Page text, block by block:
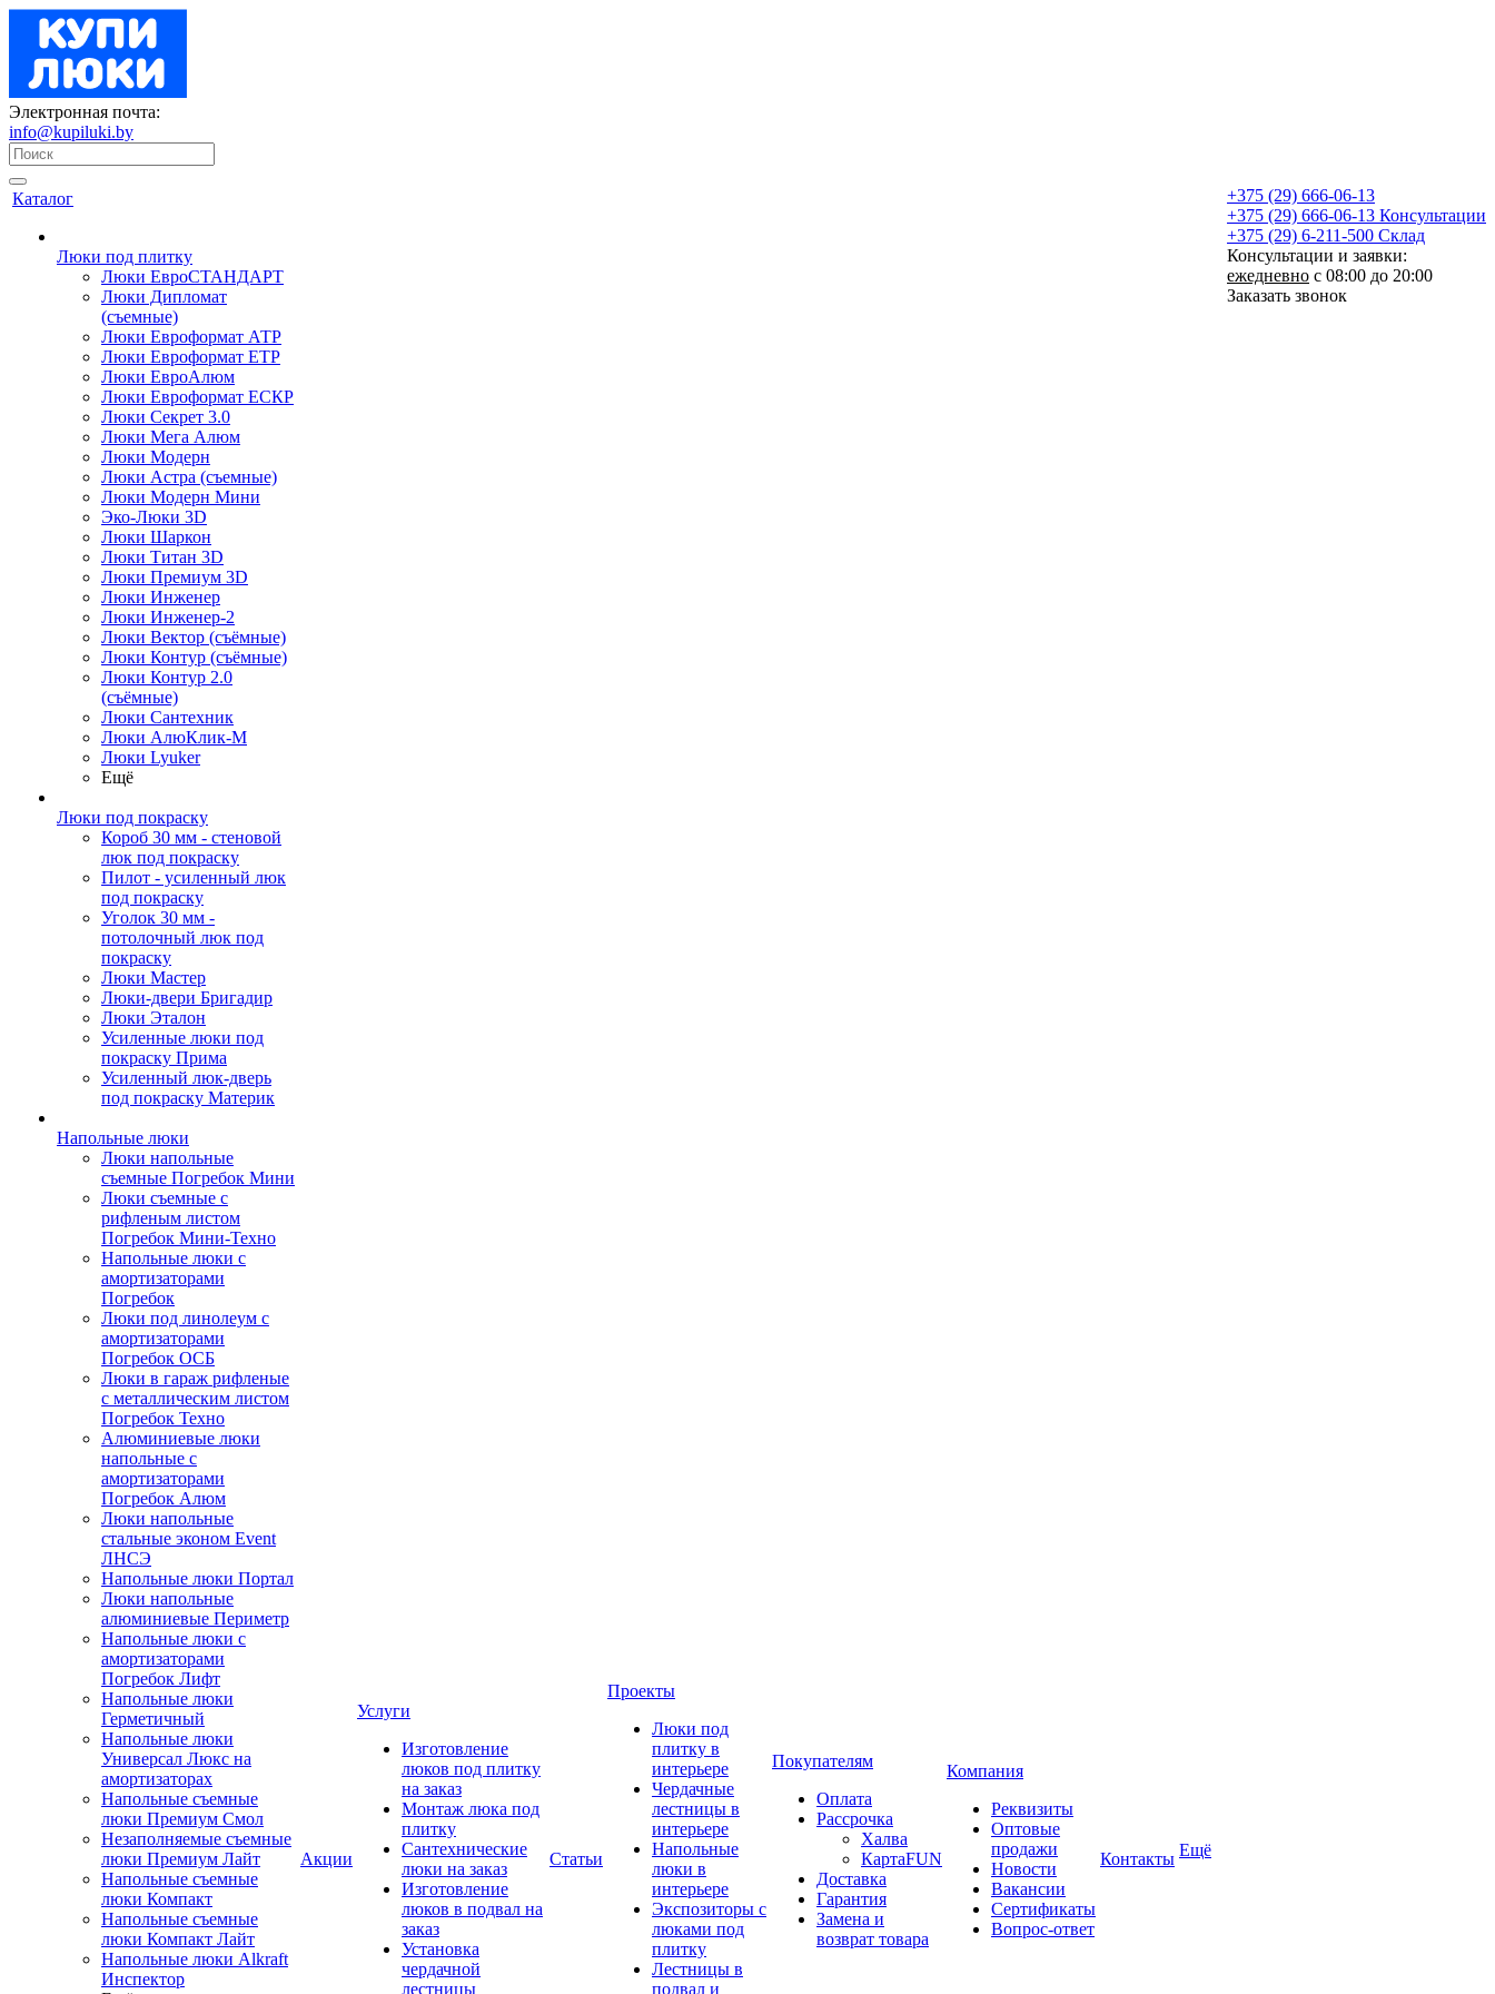
Электронная почта:
info@kupiluki.by
+375 (29) 666-06-13
+375 (29) 666-06-13 Консультации
+375 (29) 6-211-500 Склад
Консультации и заявки:
ежедневно с 08:00 до 20:00
Заказать звонок
Каталог
Люки под плитку
Люки ЕвроСТАНДАРТ
Люки Дипломат
(съемные)
Люки Евроформат АТР
Люки Евроформат ЕТР
Люки ЕвроАлюм
Люки Евроформат ЕСКР
Люки Секрет 3.0
Люки Мега Алюм
Люки Модерн
Люки Астра (съемные)
Люки Модерн Мини
Эко-Люки 3D
Люки Шаркон
Люки Титан 3D
Люки Премиум 3D
Люки Инженер
Люки Инженер-2
Люки Вектор (съёмные)
Люки Контур (съёмные)
Люки Контур 2.0
(съёмные)
Люки Сантехник
Люки АлюКлик-М
Люки Lyuker
Ещё
Люки под покраску
Короб 30 мм - стеновой
люк под покраску
Пилот - усиленный люк
под покраску
Уголок 30 мм -
потолочный люк под
покраску
Люки Мастер
Люки-двери Бригадир
Люки Эталон
Усиленные люки под
покраску Прима
Усиленный люк-дверь
под покраску Материк
Напольные люки
Люки напольные
съемные Погребок Мини
Люки съемные с
рифленым листом
Погребок Мини-Техно
Напольные люки с
амортизаторами
Погребок
Люки под линолеум с
амортизаторами
Погребок ОСБ
Люки в гараж рифленые
с металлическим листом
Погребок Техно
Алюминиевые люки
напольные с
амортизаторами
Погребок Алюм
Люки напольные
стальные эконом Event
ЛНСЭ
Напольные люки Портал
Люки напольные
алюминиевые Периметр
Напольные люки с
амортизаторами
Погребок Лифт
Напольные люки
Герметичный
Напольные люки
Универсал Люкс на
амортизаторах
Напольные съемные
люки Премиум Смол
Незаполняемые съемные
люки Премиум Лайт
Напольные съемные
люки Компакт
Напольные съемные
люки Компакт Лайт
Напольные люки Alkraft
Инспектор
Акции
Услуги
Изготовление
люков под плитку
на заказ
Монтаж люка под
плитку
Сантехнические
люки на заказ
Изготовление
люков в подвал на
заказ
Установка
чердачной
лестницы
Статьи
Проекты
Люки под
плитку в
интерьере
Чердачные
лестницы в
интерьере
Напольные
люки в
интерьере
Экспозиторы с
люками под
плитку
Лестницы в
подвал и
Покупателям
Оплата
Рассрочка
Халва
КартаFUN
Доставка
Гарантия
Замена и
возврат товара
Компания
Реквизиты
Оптовые
продажи
Новости
Вакансии
Сертификаты
Вопрос-ответ
Контакты Ещё